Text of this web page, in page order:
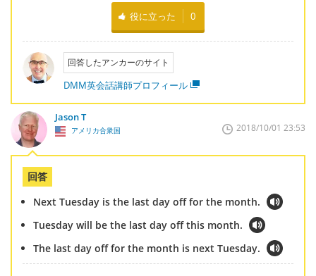
役に立った 0
回答したアンカーのサイト
DMM英会話講師プロフィール
Jason T
アメリカ合衆国 2018/10/01 23:53
回答
Next Tuesday is the last day off for the month.
Tuesday will be the last day off this month.
The last day off for the month is next Tuesday.